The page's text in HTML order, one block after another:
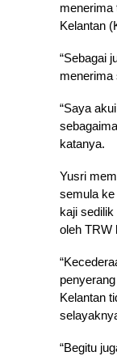
menerima
Kelantan
“Sebagai
menerima
“Saya
katanya.
Yusri
semula ke
kaji
oleh TRW
Kelantan
“Begitu